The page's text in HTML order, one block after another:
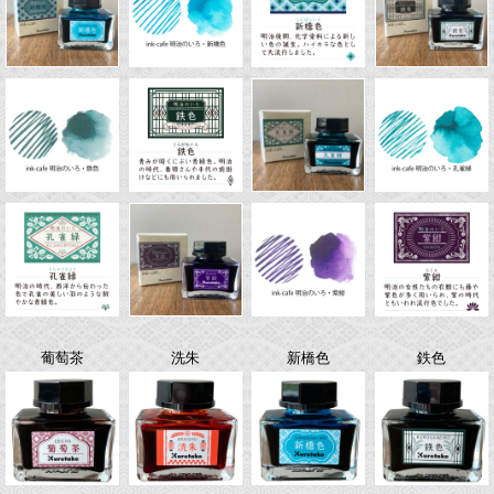
葡萄茶 洗朱 新橋色 鉄色